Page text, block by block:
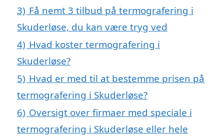
3) Få nemt 3 tilbud på termografering i
Skuderløse, du kan være tryg ved
4) Hvad koster termografering i
Skuderløse?
5) Hvad er med til at bestemme prisen på
termografering i Skuderløse?
6) Oversigt over firmaer med speciale i
termografering i Skuderløse eller hele